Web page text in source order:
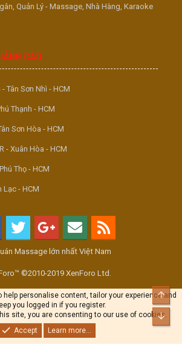
Quản Lý - Massage, Nhà Hàng, Karaoke
CÁO
Tân Sơn Nhì - HCM
Thạnh - HCM
Sơn Hòa - HCM
- Xuân Hòa - HCM
Thọ - HCM
Lạc - HCM
Massage lớn nhất Việt Nam
©2010-2019 XenForo Ltd.
personalise content, tailor your experience and
you logged in if you register.
site, you are consenting to our use of cookies.
Accept
Learn more...
Top